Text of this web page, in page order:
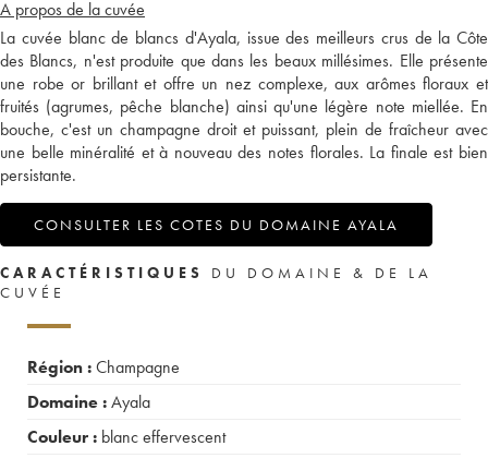
A propos de la cuvée
La cuvée blanc de blancs d'Ayala, issue des meilleurs crus de la Côte
des Blancs, n'est produite que dans les beaux millésimes. Elle présente
une robe or brillant et offre un nez complexe, aux arômes floraux et
fruités (agrumes, pêche blanche) ainsi qu'une légère note miellée. En
bouche, c'est un champagne droit et puissant, plein de fraîcheur avec
une belle minéralité et à nouveau des notes florales. La finale est bien
persistante.
CONSULTER LES COTES DU DOMAINE AYALA
CARACTÉRISTIQUES
DU DOMAINE & DE LA
CUVÉE
Région :Champagne
Domaine :Ayala
Couleur : blanc effervescent